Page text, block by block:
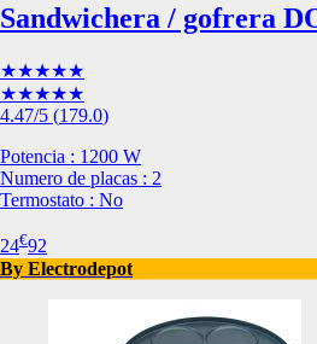
Sandwichera / gofrera
★★★★★
★★★★★
4.47/5 (179.0)
Potencia : 1200 W
Numero de placas : 2
Termostato : No
24€92
By Electrodepot